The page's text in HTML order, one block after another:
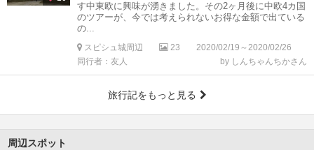
す中東欧に興味が湧きました。その2ヶ月後に中欧4カ国
のツアーが、今では考えられないお得な金額で出ている
の...
スピシュ城周辺 23
2020/02/19～2020/02/26
同行者：友人
by しんちゃんちかさん
旅行記をもっと見る
周辺スポット